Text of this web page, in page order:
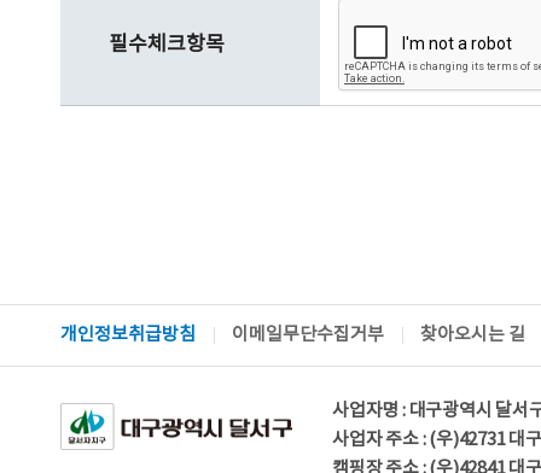
필수체크항목
개인정보취급방침 이메일무단수집거부 찾아오시는 길
사업자명 : 대구광역시 달
사업자 주소 : (우)42731 대
캠핑장 주소 : (우)42841